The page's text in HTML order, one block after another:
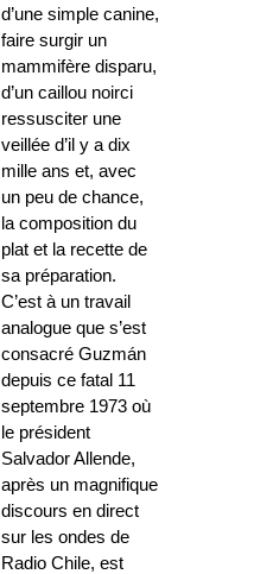
d’une simple canine,
faire surgir un
mammifère disparu,
d’un caillou noirci
ressusciter une
veillée d’il y a dix
mille ans et, avec
un peu de chance,
la composition du
plat et la recette de
sa préparation.
C’est à un travail
analogue que s’est
consacré Guzmán
depuis ce fatal 11
septembre 1973 où
le président
Salvador Allende,
après un magnifique
discours en direct
sur les ondes de
Radio Chile, est